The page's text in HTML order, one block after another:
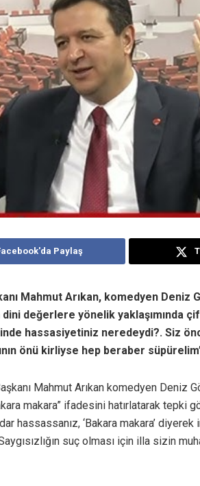
Paylaş
Mahmut Arıkan, komedyen Deniz
değerlere yönelik yaklaşımında
hassasiyetiniz neredeydi?. Siz
önü kirliyse hep beraber
Mahmut Arıkan komedyen Deniz
makara” ifadesini hatırlatarak tepki
hassassanız, ‘Bakara makara’
suç olması için illa sizin